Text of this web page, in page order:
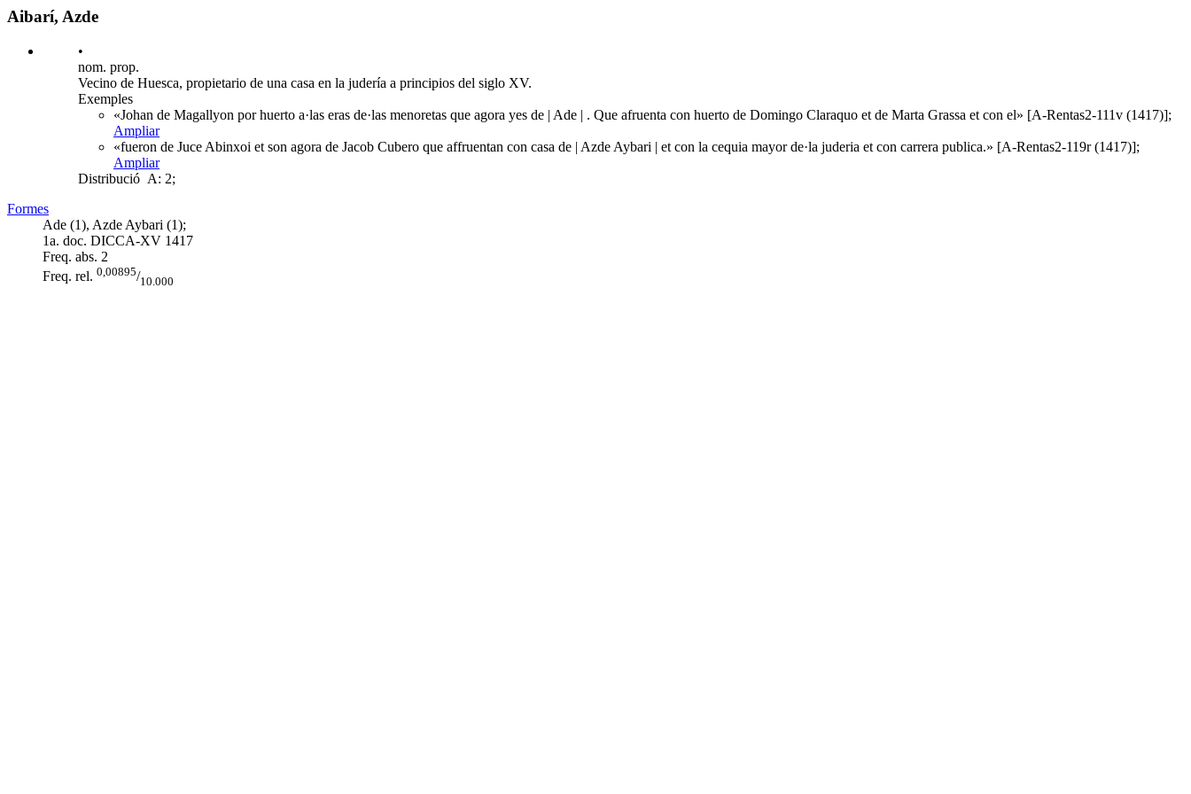
Aibarí, Azde
•
nom. prop.
Vecino de Huesca, propietario de una casa en la judería a principios del siglo XV.
Exemples
«Johan de Magallyon por huerto a·las eras de·las menoretas que agora yes de | Ade | . Que afruenta con huerto de Domingo Claraquo et de Marta Grassa et con el» [A-Rentas2-111v (1417)];
Ampliar
«fueron de Juce Abinxoi et son agora de Jacob Cubero que affruentan con casa de | Azde Aybari | et con la cequia mayor de·la juderia et con carrera publica.» [A-Rentas2-119r (1417)];
Ampliar
Distribució A: 2;
Formes
Ade (1), Azde Aybari (1);
1a. doc. DICCA-XV 1417
Freq. abs. 2
Freq. rel. 0,00895/10.000